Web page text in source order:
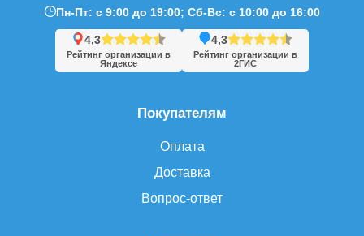
Покупателям
Оплата
Доставка
Вопрос-ответ
Пн-Пт: с 9:00 до 19:00; Сб-Вс: с 10:00 до 16:00
4,3
Рейтинг организации в
Яндексе
4,3
Рейтинг организации в
2ГИС